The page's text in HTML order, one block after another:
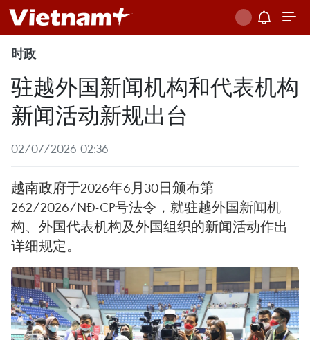
时政
驻越外国新闻机构和代表机构
新闻活动新规出台
02/07/2026 02:36
越南政府于2026年6月30日颁布第
262/2026/NĐ-CP号法令，就驻越外国新闻机
构、外国代表机构及外国组织的新闻活动作出
详细规定。